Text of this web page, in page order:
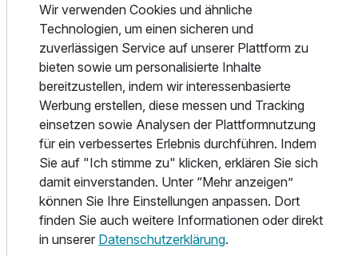
Ausstattung
Zusatznächte
Für 2 Tage p.P. ab104,00 €
befindet sich einer der Zugänge zum Wanderparadies
Rothaarsteig und zum erlebnisreichen Winterberger
Skikarussell mit 28 Liften und 32 Abfahrten. Entspannung
und jede Menge Abenteuer sind also garantiert.
Selbstverständlich bieten wir Ihnen auch
Unterstellmöglichkeiten für Ihr Motorrad, Ihr Fahrrad und
Ihre Skiausrüstung an. Bei uns brauchen Sie sich um nichts
zu kümmern. Genießen Sie einfach Ihren Urlaub, den Rest
übernehmen wir.
Kleine Gäste sind bei uns ebenfalls herzlich willkommen.
Für sie haben wir sogar extra eine Kinderspielecke
eingerichtet. Hier kann auch bei schlechtem Wetter nach
Wir verwenden Cookies und ähnliche
Technologien, um einen sicheren und
zuverlässigen Service auf unserer Plattform zu
bieten sowie um personalisierte Inhalte
bereitzustellen, indem wir interessenbasierte
Werbung erstellen, diese messen und Tracking
einsetzen sowie Analysen der Plattformnutzung
für ein verbessertes Erlebnis durchführen. Indem
Sie auf "Ich stimme zu" klicken, erklären Sie sich
damit einverstanden. Unter “Mehr anzeigen”
können Sie Ihre Einstellungen anpassen. Dort
finden Sie auch weitere Informationen oder direkt
in unserer Datenschutzerklärung.